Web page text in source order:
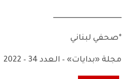
ـــــــــــــــــــــــــــــــــــــــــــــــ
*صحفي لبناني
مجلة «بدايات» – العدد 34 – 2022